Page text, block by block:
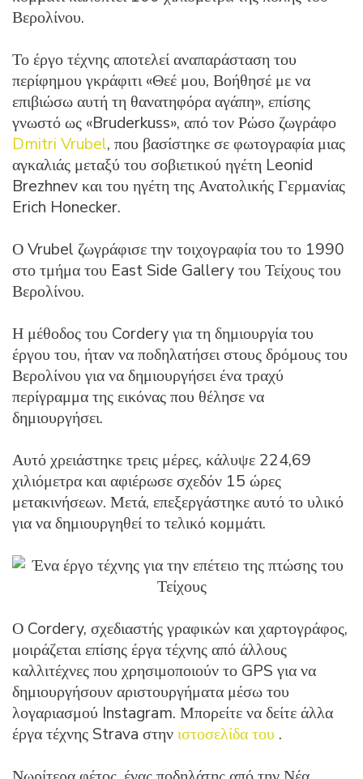
Βερολίνου.
Το έργο τέχνης αποτελεί αναπαράσταση του
περίφημου γκράφιτι «Θεέ μου, Βοήθησέ με να
επιβιώσω αυτή τη θανατηφόρα αγάπη», επίσης
γνωστό ως «Bruderkuss», από τον Ρώσο ζωγράφο
Dmitri Vrubel, που βασίστηκε σε φωτογραφία μιας
αγκαλιάς μεταξύ του σοβιετικού ηγέτη Leonid
Brezhnev και του ηγέτη της Ανατολικής Γερμανίας
Erich Honecker.
Ο Vrubel ζωγράφισε την τοιχογραφία του το 1990
στο τμήμα του East Side Gallery του Τείχους του
Βερολίνου.
Η μέθοδος του Cordery για τη δημιουργία του
έργου του, ήταν να ποδηλατήσει στους δρόμους του
Βερολίνου για να δημιουργήσει ένα τραχύ
περίγραμμα της εικόνας που θέλησε να
δημιουργήσει.
Αυτό χρειάστηκε τρεις μέρες, κάλυψε 224,69
χιλιόμετρα και αφιέρωσε σχεδόν 15 ώρες
μετακινήσεων. Μετά, επεξεργάστηκε αυτό το υλικό
για να δημιουργηθεί το τελικό κομμάτι.
Ο Cordery, σχεδιαστής γραφικών και χαρτογράφος,
μοιράζεται επίσης έργα τέχνης από άλλους
καλλιτέχνες που χρησιμοποιούν το GPS για να
δημιουργήσουν αριστουργήματα μέσω του
λογαριασμού Instagram. Μπορείτε να δείτε άλλα
έργα τέχνης Strava στηνιστοσελίδα του .